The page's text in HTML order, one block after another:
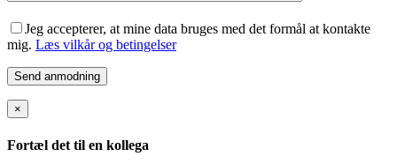
Jeg accepterer, at mine data bruges med det formål at kontakte
mig. Læs vilkår og betingelser
×
Fortæl det til en kollega